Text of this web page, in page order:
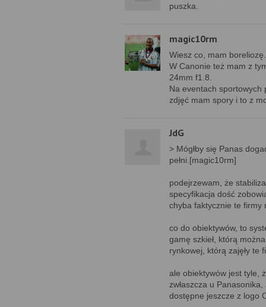
puszka.
magic10rm
Wiesz co, mam
W Canonie też mam z
24mm f1.8.
Na eventach sportowych
zdjęć mam spory i to z
JdG
> Mógłby się Panas
pełni.[magic10rm]
podejrzewam, że
specyfikacja dość
chyba faktycznie te firmy
co do obiektywów, to
gamę szkieł, którą
rynkowej, którą zajęły te
ale obiektywów jest tyle,
zwłaszcza u
dostępne jeszcze z logo